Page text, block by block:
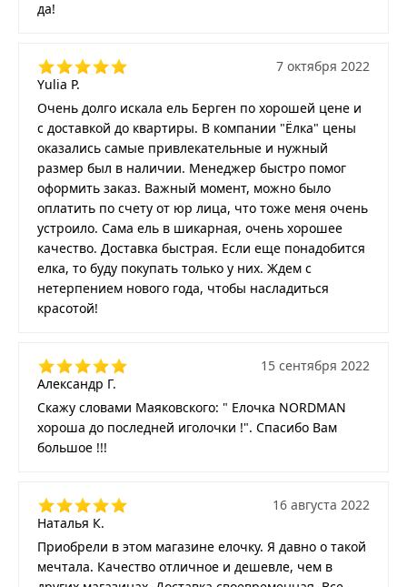
да!
Yulia P.
7 октября 2022
Очень долго искала ель Берген по хорошей цене и
с доставкой до квартиры. В компании "Ёлка" цены
оказались самые привлекательные и нужный
размер был в наличии. Менеджер быстро помог
оформить заказ. Важный момент, можно было
оплатить по счету от юр лица, что тоже меня очень
устроило. Сама ель в шикарная, очень хорошее
качество. Доставка быстрая. Если еще понадобится
елка, то буду покупать только у них. Ждем с
нетерпением нового года, чтобы насладиться
красотой!
Александр Г.
15 сентября 2022
Скажу словами Маяковского: " Елочка NORDMAN
хороша до последней иголочки !". Спасибо Вам
большое !!!
Наталья К.
16 августа 2022
Приобрели в этом магазине елочку. Я давно о такой
мечтала. Качество отличное и дешевле, чем в